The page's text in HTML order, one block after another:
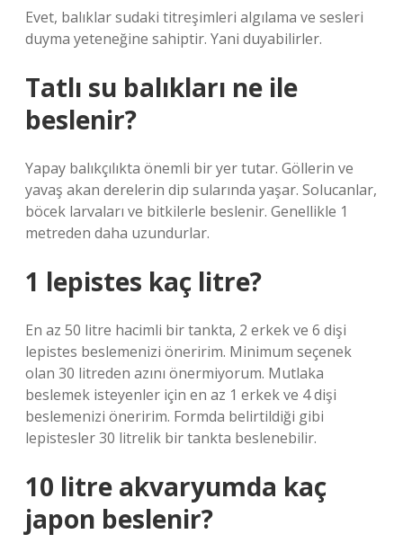
Evet, balıklar sudaki titreşimleri algılama ve sesleri
duyma yeteneğine sahiptir. Yani duyabilirler.
Tatlı su balıkları ne ile
beslenir?
Yapay balıkçılıkta önemli bir yer tutar. Göllerin ve
yavaş akan derelerin dip sularında yaşar. Solucanlar,
böcek larvaları ve bitkilerle beslenir. Genellikle 1
metreden daha uzundurlar.
1 lepistes kaç litre?
En az 50 litre hacimli bir tankta, 2 erkek ve 6 dişi
lepistes beslemenizi öneririm. Minimum seçenek
olan 30 litreden azını önermiyorum. Mutlaka
beslemek isteyenler için en az 1 erkek ve 4 dişi
beslemenizi öneririm. Formda belirtildiği gibi
lepistesler 30 litrelik bir tankta beslenebilir.
10 litre akvaryumda kaç
japon beslenir?